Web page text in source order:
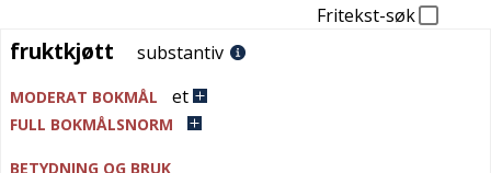
Fritekst-søk
fruktkjøtt
fruktkjøtt substantiv
MODERAT BOKMÅL et
FULL BOKMÅLSNORM
BETYDNING OG BRUK